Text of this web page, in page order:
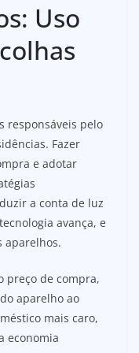
Uso
responsáveis pelo
Fazer
e adotar
a conta de luz
avança, e
aparelhos.
preço de compra,
aparelho ao
mais caro,
economia